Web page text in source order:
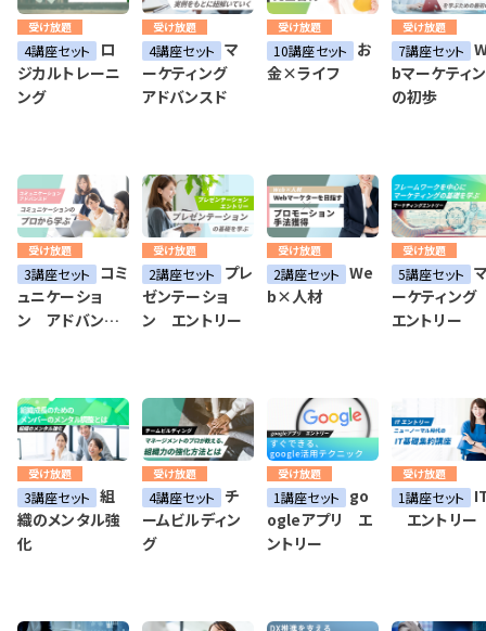
受け放題
4講座セット ロ
ジカルトレーニ
ング
受け放題
4講座セット マ
ーケティング
アドバンスド
受け放題
10講座セット お
金×ライフ
受け放題
7講座セット
bマーケティ
の初歩
受け放題
3講座セット コミ
ュニケーショ
ン アドバンス
受け放題
2講座セット プレ
ゼンテーショ
ン エントリー
受け放題
2講座セット We
b×人材
受け放題
5講座セット
ーケティン
エントリー
受け放題
3講座セット 組
織のメンタル強
化
受け放題
4講座セット チ
ームビルディン
グ
受け放題
1講座セット go
ogleアプリ エ
ントリー
受け放題
1講座セット
エントリー